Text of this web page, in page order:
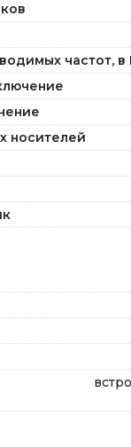
частот, в
носителей